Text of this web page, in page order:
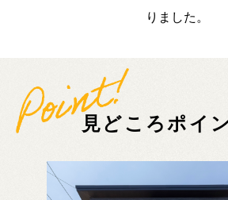
りました。
見どころポイ